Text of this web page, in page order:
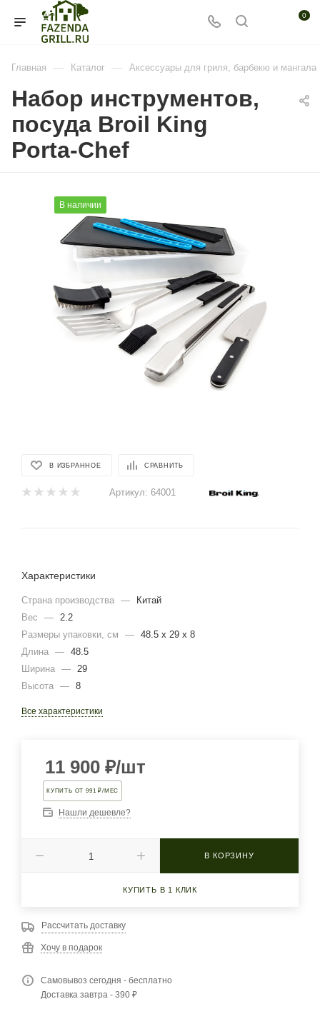
0
Главная — Каталог — Аксессуары для гриля, барбекю и мангала
Набор инструментов,
посуда Broil King
Porta-Chef
В наличии
В ИЗБРАННОЕ СРАВНИТЬ
Артикул: 64001
Характеристики
Страна производства —
Китай
Вес
— 2.2
Размеры упаковки, cм
— 48.5 x 29 x 8
Длина — 48.5
Ширина — 29
Высота — 8
Все характеристики
11 900 ₽/шт
КУПИТЬ ОТ 991 ₽/МЕС
Нашли дешевле?
В КОРЗИНУ
КУПИТЬ В 1 КЛИК
Рассчитать доставку
Хочу в подарок
Самовывоз сегодня - бесплатно
Доставка завтра - 390 ₽